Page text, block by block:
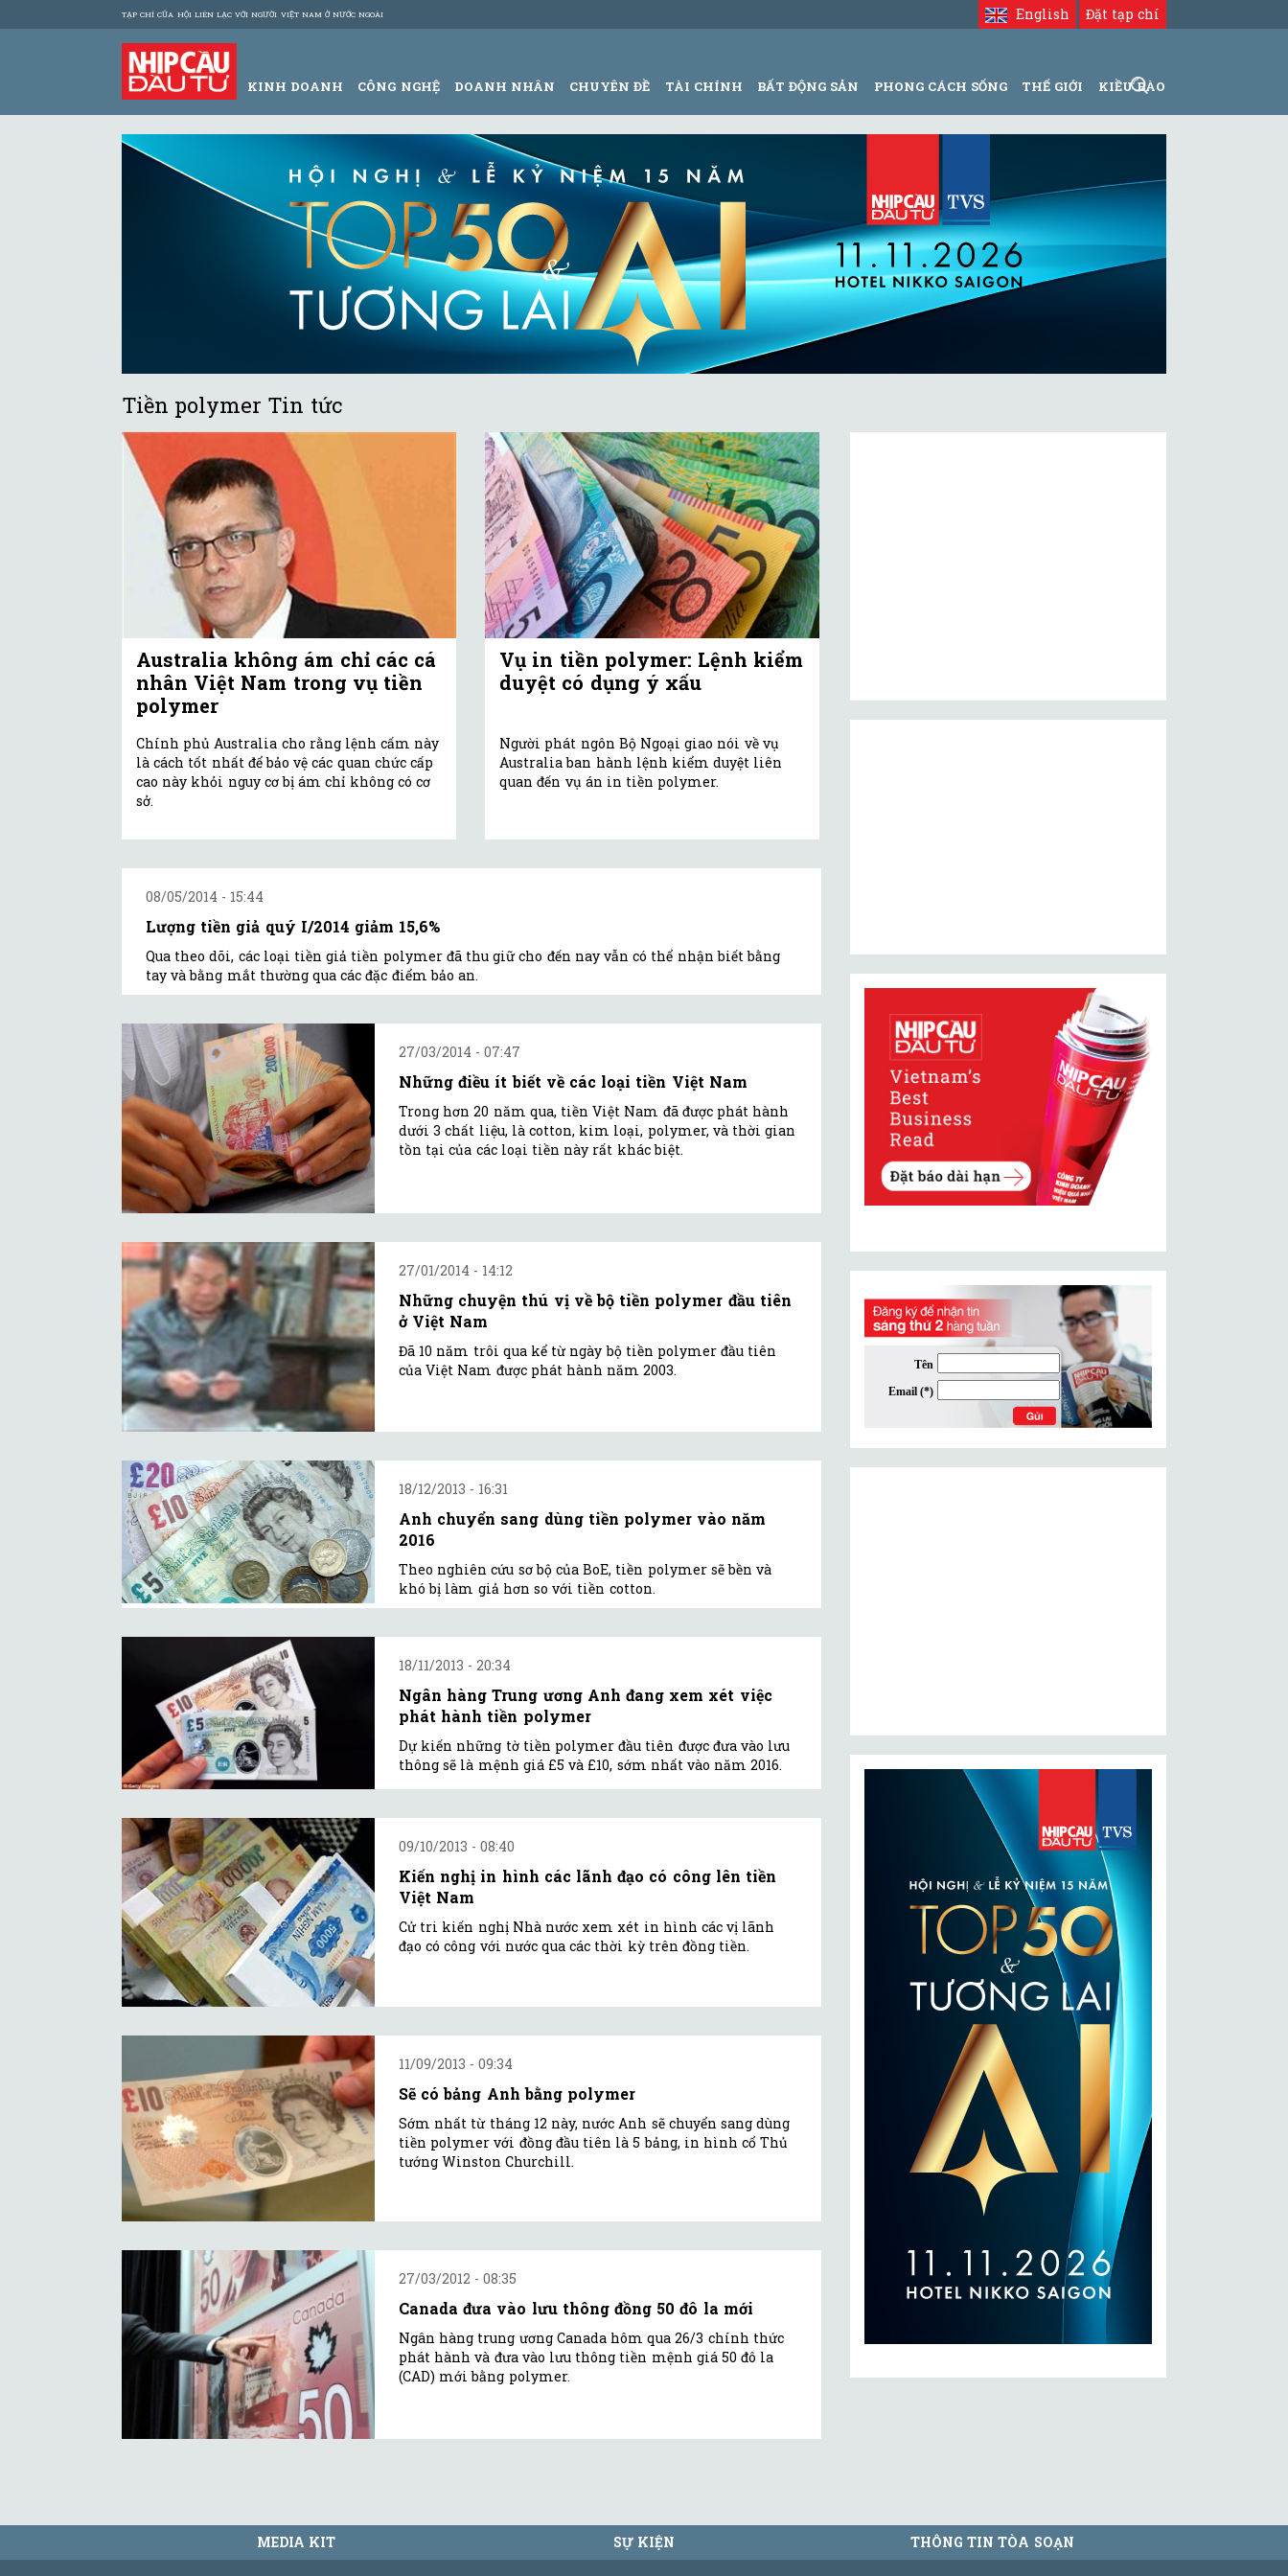
TẠP CHÍ CỦA HỘI LIÊN LẠC VỚI NGƯỜI VIỆT NAM Ở NƯỚC NGOÀI Đặt tạp chí
English
KINH DOANH CÔNG NGHỆ DOANH NHÂN CHUYÊN ĐỀ TÀI CHÍNH BẤT ĐỘNG SẢN PHONG CÁCH SỐNG THẾ GIỚI KIỀU BÀO
Tiền polymer Tin tức
Australia không ám chỉ các cá
nhân Việt Nam trong vụ tiền
polymer
Chính phủ Australia cho rằng lệnh cấm này
là cách tốt nhất để bảo vệ các quan chức cấp
cao này khỏi nguy cơ bị ám chỉ không có cơ
sở.
Vụ in tiền polymer: Lệnh kiểm
duyệt có dụng ý xấu
Người phát ngôn Bộ Ngoại giao nói về vụ
Australia ban hành lệnh kiểm duyệt liên
quan đến vụ án in tiền polymer.
08/05/2014 - 15:44
Lượng tiền giả quý I/2014 giảm 15,6%
Qua theo dõi, các loại tiền giả tiền polymer đã thu giữ cho đến nay vẫn có thể nhận biết bằng
tay và bằng mắt thường qua các đặc điểm bảo an.
27/03/2014 - 07:47
Những điều ít biết về các loại tiền Việt Nam
Trong hơn 20 năm qua, tiền Việt Nam đã được phát hành
dưới 3 chất liệu, là cotton, kim loại, polymer, và thời gian
tồn tại của các loại tiền này rất khác biệt.
27/01/2014 - 14:12
Những chuyện thú vị về bộ tiền polymer đầu tiên
ở Việt Nam
Đã 10 năm trôi qua kể từ ngày bộ tiền polymer đầu tiên
của Việt Nam được phát hành năm 2003.
18/12/2013 - 16:31
Anh chuyển sang dùng tiền polymer vào năm
2016
Theo nghiên cứu sơ bộ của BoE, tiền polymer sẽ bền và
khó bị làm giả hơn so với tiền cotton.
18/11/2013 - 20:34
Ngân hàng Trung ương Anh đang xem xét việc
phát hành tiền polymer
Dự kiến những tờ tiền polymer đầu tiên được đưa vào lưu
thông sẽ là mệnh giá £5 và £10, sớm nhất vào năm 2016.
09/10/2013 - 08:40
Kiến nghị in hình các lãnh đạo có công lên tiền
Việt Nam
Cử tri kiến nghị Nhà nước xem xét in hình các vị lãnh
đạo có công với nước qua các thời kỳ trên đồng tiền.
11/09/2013 - 09:34
Sẽ có bảng Anh bằng polymer
Sớm nhất từ tháng 12 này, nước Anh sẽ chuyển sang dùng
tiền polymer với đồng đầu tiên là 5 bảng, in hình cổ Thủ
tướng Winston Churchill.
27/03/2012 - 08:35
Canada đưa vào lưu thông đồng 50 đô la mới
Ngân hàng trung ương Canada hôm qua 26/3 chính thức
phát hành và đưa vào lưu thông tiền mệnh giá 50 đô la
(CAD) mới bằng polymer.
MEDIA KIT SỰ KIỆN THÔNG TIN TÒA SOẠN